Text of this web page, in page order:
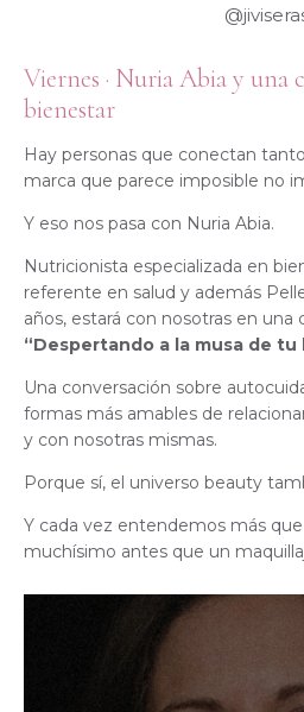
Viernes · Nuria Abia y una
bienestar
Hay personas que conectan
marca que parece imposible no
Y eso nos pasa con Nuria Abia.
Nutricionista especializada en
referente en salud y además
años, estará con nosotras en una
“Despertando a la musa de tu
Una conversación sobre
formas más amables de
y con nosotras mismas.
Porque sí, el universo beauty
Y cada vez entendemos más
muchísimo antes que un